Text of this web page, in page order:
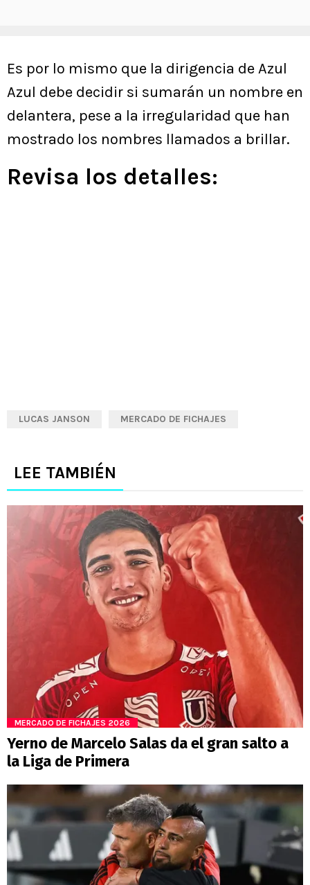
Es por lo mismo que la dirigencia de Azul
Azul debe decidir si sumarán un nombre en
delantera, pese a la irregularidad que han
mostrado los nombres llamados a brillar.
Revisa los detalles:
LUCAS JANSON MERCADO DE FICHAJES
LEE TAMBIÉN
MERCADO DE FICHAJES 2026
Yerno de Marcelo Salas da el gran salto a
la Liga de Primera